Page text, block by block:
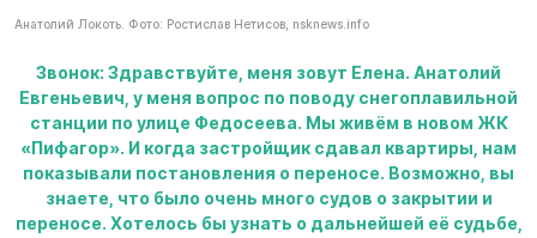
Анатолий Локоть. Фото: Ростислав Нетисов, nsknews.info
Звонок: Здравствуйте, меня зовут Елена. Анатолий
Евгеньевич, у меня вопрос по поводу снегоплавильной
станции по улице Федосеева. Мы живём в новом ЖК
«Пифагор». И когда застройщик сдавал квартиры, нам
показывали постановления о переносе. Возможно, вы
знаете, что было очень много судов о закрытии и
переносе. Хотелось бы узнать о дальнейшей её судьбе,